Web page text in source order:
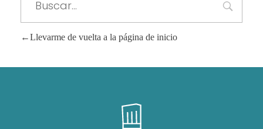
Llevarme de vuelta a la página de inicio